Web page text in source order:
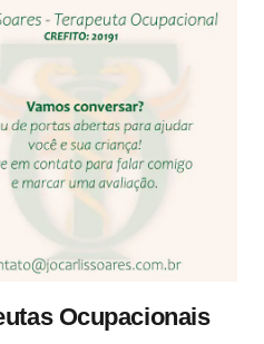
Ocupacionais